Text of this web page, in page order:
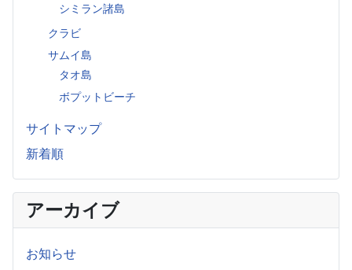
シミラン諸島
クラビ
サムイ島
タオ島
ボプットビーチ
サイトマップ
新着順
アーカイブ
お知らせ